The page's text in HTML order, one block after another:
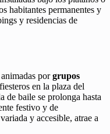
habitantes permanentes y
y residencias de
porgrupos
en la plaza del
de baile se prolonga hasta
festivo y de
y accesible, atrae a